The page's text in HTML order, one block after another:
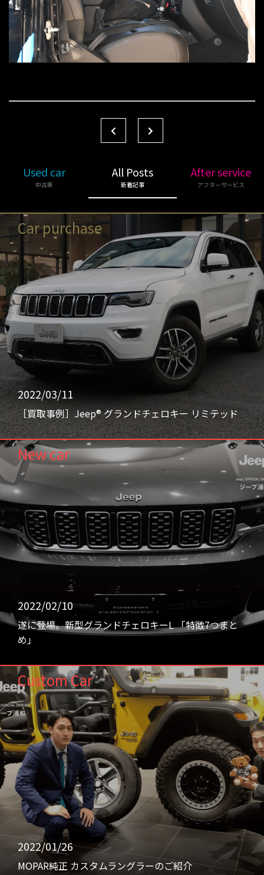
Used car
中古車
All Posts
新着記事
After service
アフターサービス
Car purchase
2022/03/11
［買取事例］Jeep® グランドチェロキー リミテッド
New car
2022/02/10
遂に登場。新型グランドチェロキーL 「特徴7つまと
め」
Custom Car
2022/01/26
MOPAR純正 カスタムラングラーのご紹介